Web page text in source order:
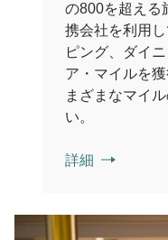
の800を超える
携会社を利用
ピング、ダイ
ア・マイルを
まざまなマイ
い。
詳細